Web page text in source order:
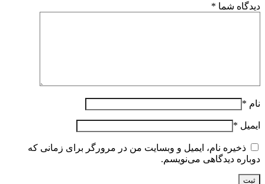
دیدگاه شما *
نام *
ایمیل *
ذخیره نام، ایمیل و وبسایت من در مرورگر برای زمانی که
دوباره دیدگاهی می‌نویسم.